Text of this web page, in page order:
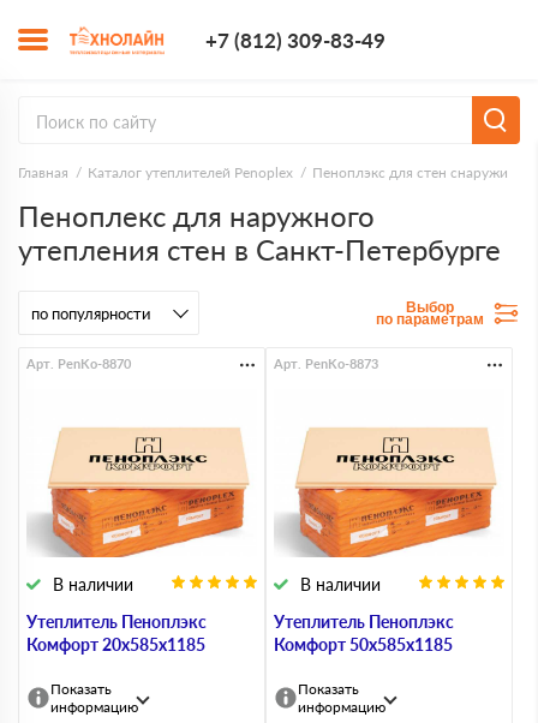
+7 (812) 309-83-49
Главная Каталог утеплителей Penoplex Пеноплэкс для стен снаружи
Пеноплекс для наружного
утепления стен в Санкт-Петербурге
Выбор
по параметрам
Утеплитель Пеноплэкс
Комфорт 20х585х1185
В наличии
Арт. PenKo-8870
Показать
информацию
Утеплитель Пеноплэкс
Комфорт 50х585х1185
В наличии
Арт. PenKo-8873
Показать
информацию